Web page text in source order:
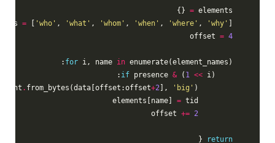
=
{}
= 'who' , 'what' , 'whom' , 'when' , 'where' , 'why'
= 4
for i, name in enumerate(element_names):
if presence & ( 1 << i):
int . from_bytes(data[offset:offset+2 ], 'big' )
= tid
+= 2
return
{